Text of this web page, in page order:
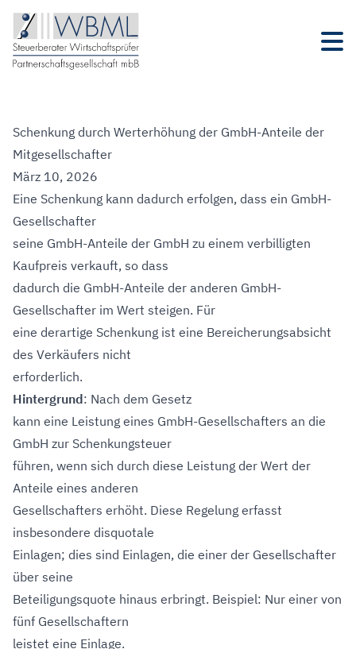
Schenkung durch Werterhöhung der GmbH-Anteile der
Mitgesellschafter
März 10, 2026
Eine Schenkung kann dadurch erfolgen, dass ein GmbH-
Gesellschafter
seine GmbH-Anteile der GmbH zu einem verbilligten
Kaufpreis verkauft, so dass
dadurch die GmbH-Anteile der anderen GmbH-
Gesellschafter im Wert steigen. Für
eine derartige Schenkung ist eine Bereicherungsabsicht
des Verkäufers nicht
erforderlich.
Hintergrund: Nach dem Gesetz
kann eine Leistung eines GmbH-Gesellschafters an die
GmbH zur Schenkungsteuer
führen, wenn sich durch diese Leistung der Wert der
Anteile eines anderen
Gesellschafters erhöht. Diese Regelung erfasst
insbesondere disquotale
Einlagen; dies sind Einlagen, die einer der Gesellschafter
über seine
Beteiligungsquote hinaus erbringt. Beispiel: Nur einer von
fünf Gesellschaftern
leistet eine Einlage.